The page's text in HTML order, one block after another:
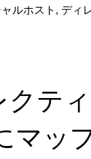
ルホスト, ディ
クテ
マッ